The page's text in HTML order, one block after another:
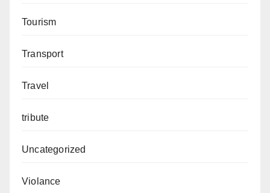
Tourism
Transport
Travel
tribute
Uncategorized
Violance